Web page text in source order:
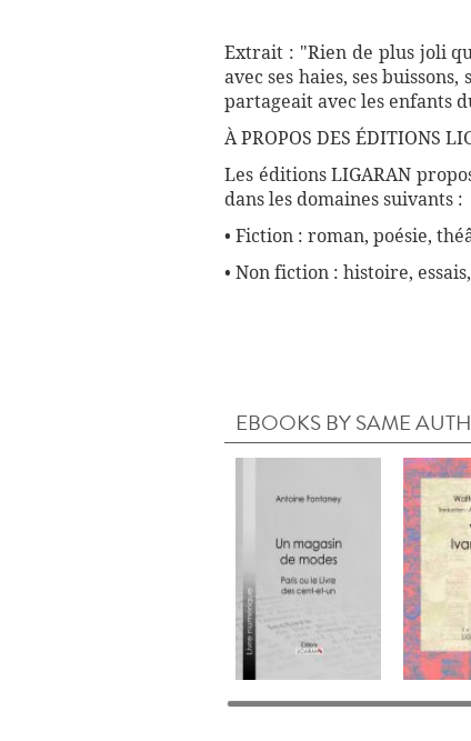
Extrait : "Rien de plus joli
avec ses haies, ses
partageait avec les enfants
À PROPOS DES ÉDITIONS
Les éditions LIGARAN
dans les domaines suivants :
• Fiction : roman, poésie,
• Non fiction : histoire,
EBOOKS BY SAME